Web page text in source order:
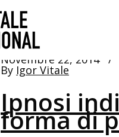
Novembre 22, 2014
By Igor Vitale
Ipnosi
forma di